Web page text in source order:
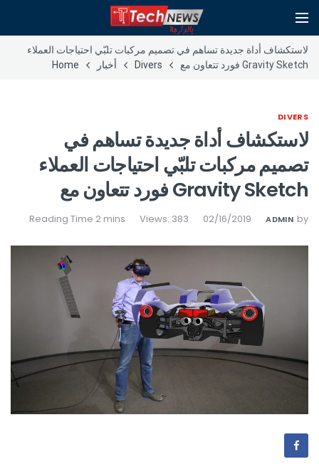
لاستكشاف أداة جديدة تساهم في تصميم مركبات تلبّي احتياجات العملاء
Gravity Sketch فورد تتعاون مع
Divers أخبار Home
DIVERS
لاستكشاف أداة جديدة تساهم في
تصميم مركبات تلبّي احتياجات العملاء
Gravity Sketch فورد تتعاون مع
by
ADMIN
02/16/2019
Views: 383